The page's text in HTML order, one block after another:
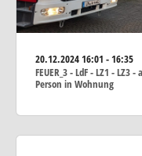
20.12.202416:01 - 16:35
FEUER_3 - LdF - LZ1 -
Person in Wohnung